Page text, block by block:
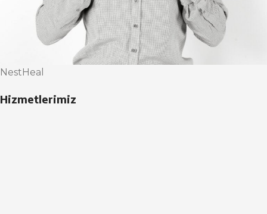
NestHeal
Hizmetlerimiz